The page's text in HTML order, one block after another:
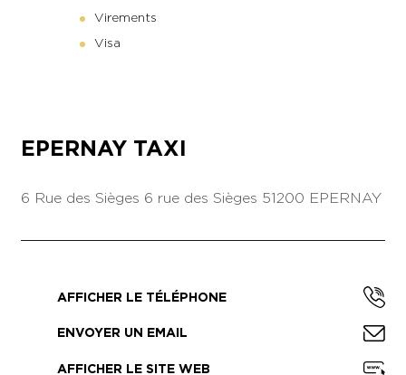
Virements
Visa
EPERNAY TAXI
6 Rue des Sièges 6 rue des Sièges 51200 EPERNAY
AFFICHER LE TÉLÉPHONE
ENVOYER UN EMAIL
AFFICHER LE SITE WEB